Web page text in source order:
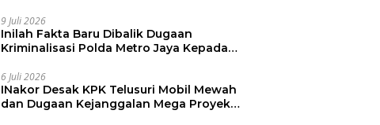
9 Juli 2026
Inilah Fakta Baru Dibalik Dugaan
Kriminalisasi Polda Metro Jaya Kepada
6 Juli 2026
INakor Desak KPK Telusuri Mobil Mewah
dan Dugaan Kejanggalan Mega Proyek